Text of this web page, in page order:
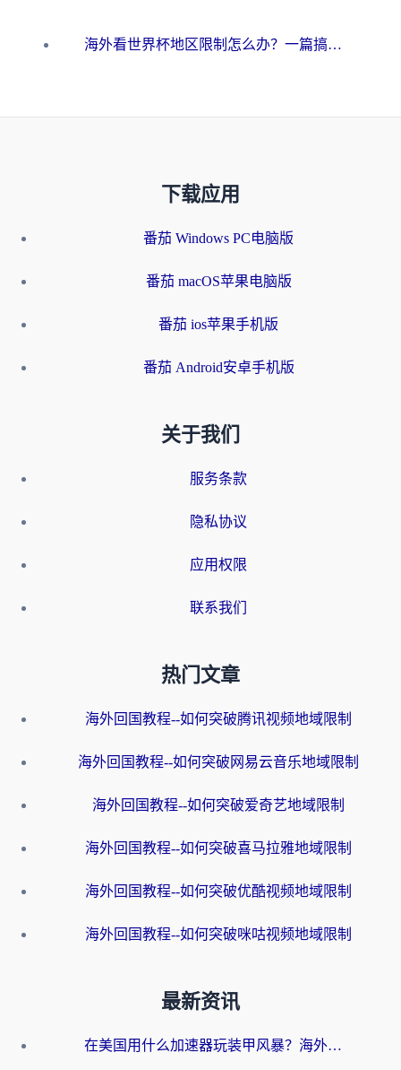
海外看世界杯地区限制怎么办？一篇搞定咪咕视频播放+国内资源无缝访问指南
下载应用
番茄 Windows PC电脑版
番茄 macOS苹果电脑版
番茄 ios苹果手机版
番茄 Android安卓手机版
关于我们
服务条款
隐私协议
应用权限
联系我们
热门文章
海外回国教程--如何突破腾讯视频地域限制
海外回国教程--如何突破网易云音乐地域限制
海外回国教程--如何突破爱奇艺地域限制
海外回国教程--如何突破喜马拉雅地域限制
海外回国教程--如何突破优酷视频地域限制
海外回国教程--如何突破咪咕视频地域限制
最新资讯
在美国用什么加速器玩装甲风暴？海外玩家亲测有效的国服游戏加速指南